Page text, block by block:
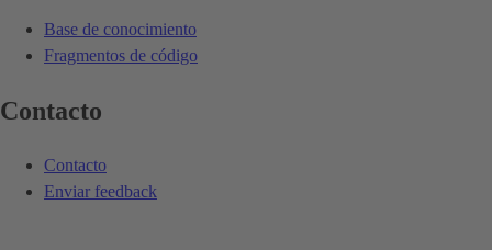
Base de conocimiento
Fragmentos de código
Contacto
Contacto
Enviar feedback